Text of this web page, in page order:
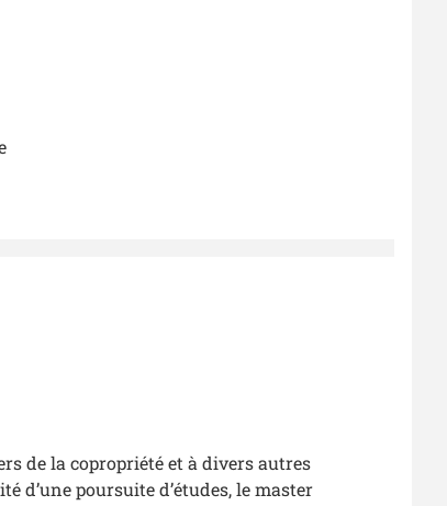
de la copropriété et à divers autres
d’une poursuite d’études, le master